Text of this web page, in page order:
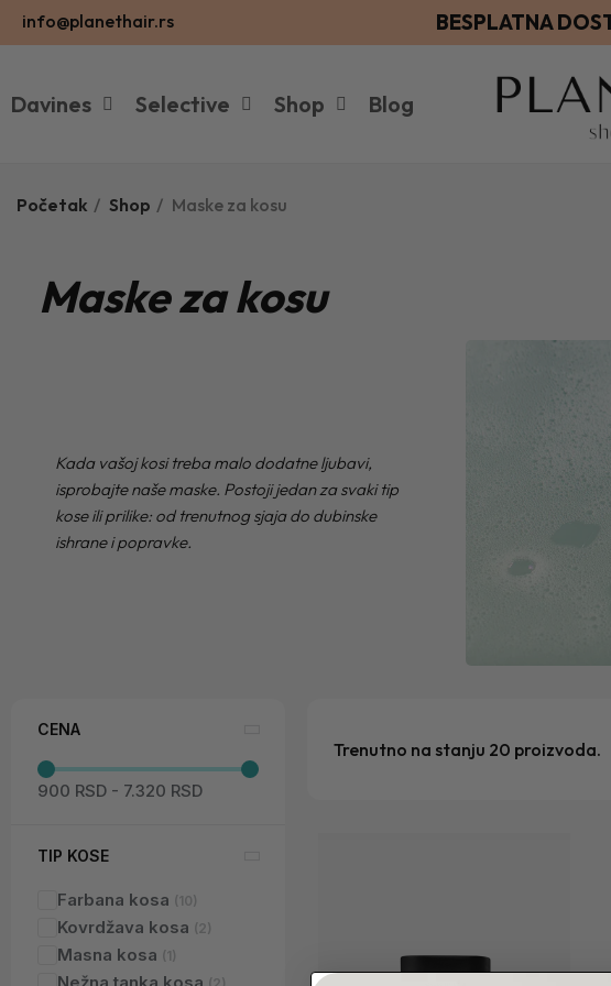
info@planethair.rs BESPLATNA
Davines Selective Shop Blog
Početak Shop Maske za kosu
Maske za kosu
Kada vašoj kosi treba malo dodatne ljubavi,
isprobajte naše maske. Postoji jedan za svaki tip
kose ili prilike: od trenutnog sjaja do dubinske
ishrane i popravke.
CENA
900 RSD - 7.320 RSD
TIP KOSE
Farbana kosa
Kovrdžava kosa
Masna kosa
Trenutno na stanju 20 proizvoda.